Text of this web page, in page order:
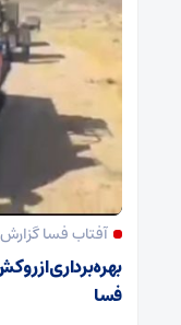
آفتاب فسا
بهره‌برداری از
فسا